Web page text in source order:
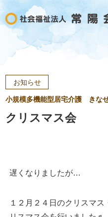
お知らせ
小規模多機能型居宅介護 きな
クリスマス会
遅くなりましたが…
１２月２４日のクリスマ